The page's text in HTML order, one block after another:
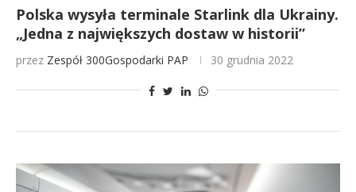
Polska wysyła terminale Starlink dla Ukrainy.
„Jedna z największych dostaw w historii”
przez Zespół 300Gospodarki PAP 30 grudnia 2022